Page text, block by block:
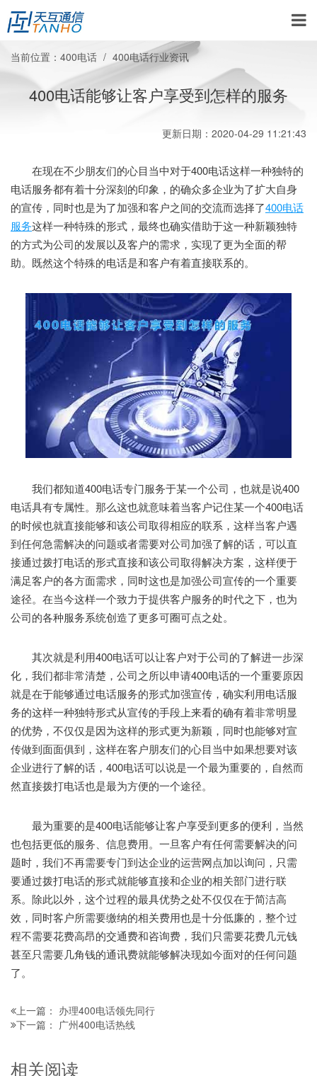
当前位置： 400电话 400电话行业资讯
400电话能够让客户享受到怎样的服务
更新日期：2020-04-29 11:21:43
在现在不少朋友们的心目当中对于400电话这样一种独特的
电话服务都有着十分深刻的印象，的确众多企业为了扩大自身
的宣传，同时也是为了加强和客户之间的交流而选择了400电话
服务这样一种特殊的形式，最终也确实借助于这一种新颖独特
的方式为公司的发展以及客户的需求，实现了更为全面的帮
助。既然这个特殊的电话是和客户有着直接联系的。
我们都知道400电话专门服务于某一个公司，也就是说400
电话具有专属性。那么这也就意味着当客户记住某一个400电话
的时候也就直接能够和该公司取得相应的联系，这样当客户遇
到任何急需解决的问题或者需要对公司加强了解的话，可以直
接通过拨打电话的形式直接和该公司取得解决方案，这样便于
满足客户的各方面需求，同时这也是加强公司宣传的一个重要
途径。在当今这样一个致力于提供客户服务的时代之下，也为
公司的各种服务系统创造了更多可圈可点之处。
其次就是利用400电话可以让客户对于公司的了解进一步深
化，我们都非常清楚，公司之所以申请400电话的一个重要原因
就是在于能够通过电话服务的形式加强宣传，确实利用电话服
务的这样一种独特形式从宣传的手段上来看的确有着非常明显
的优势，不仅仅是因为这样的形式更为新颖，同时也能够对宣
传做到面面俱到，这样在客户朋友们的心目当中如果想要对该
企业进行了解的话，400电话可以说是一个最为重要的，自然而
然直接拨打电话也是最为方便的一个途径。
最为重要的是400电话能够让客户享受到更多的便利，当然
也包括更低的服务、信息费用。一旦客户有任何需要解决的问
题时，我们不再需要专门到达企业的运营网点加以询问，只需
要通过拨打电话的形式就能够直接和企业的相关部门进行联
系。除此以外，这个过程的最具优势之处不仅仅在于简洁高
效，同时客户所需要缴纳的相关费用也是十分低廉的，整个过
程不需要花费高昂的交通费和咨询费，我们只需要花费几元钱
甚至只需要几角钱的通讯费就能够解决现如今面对的任何问题
了。
上一篇： 办理400电话领先同行
下一篇： 广州400电话热线
相关阅读